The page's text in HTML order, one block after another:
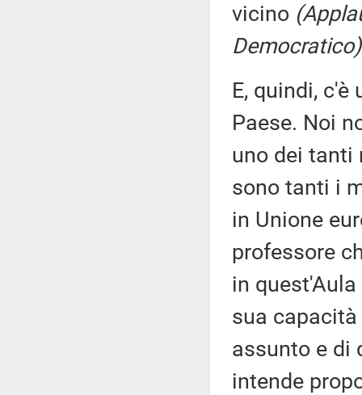
vicino
Democratico)
E, quindi,
Paese. Noi
uno dei tanti
sono tanti i
in Unione
professore
in
sua
assunto e di
intende